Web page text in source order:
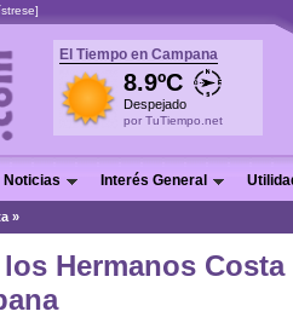
]
El Tiempo en Campana
8.9ºC
Despejado
por TuTiempo.net
Noticias Interés General
»
los Hermanos